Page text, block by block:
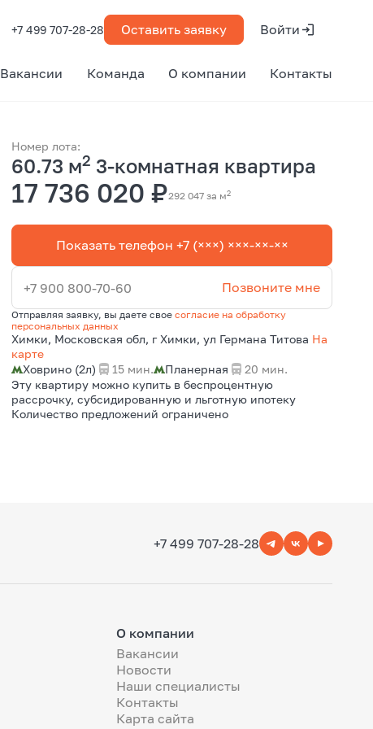
+7 499 707-28-28 Оставить заявку Войти
Вакансии Команда О компании Контакты
Номер лота:
60.73 м2 3-комнатная квартира
17 736 020 ₽292 047 за м2
Показать телефон +7 (×××) ×××-××-××
+7 900 800-70-60 Позвоните мне
Отправляя заявку, вы даете своесогласие на обработку
персональных данных
Химки, Московская обл, г Химки, ул Германа Титова На
карте
Ховрино (2л)
15 мин. Планерная
20 мин.
Эту квартиру можно купить в беспроцентную
рассрочку, субсидированную и льготную ипотеку
Количество предложений ограничено
+7 499 707-28-28
О компании
Вакансии
Новости
Наши специалисты
Контакты
Карта сайта